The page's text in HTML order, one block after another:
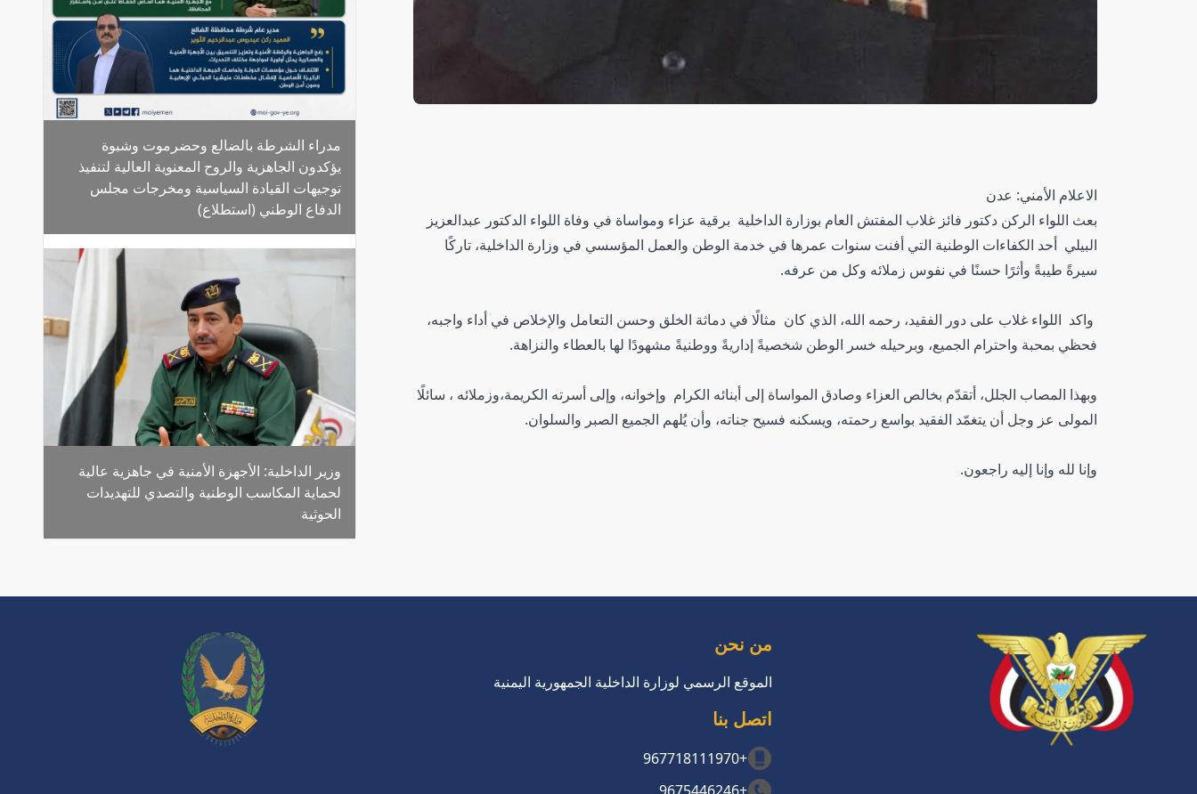
الاعلام الأمني: عدن
بعث اللواء الركن دكتور فائز غلاب المفتش العام بوزارة الداخلية برقية عزاء ومواساة في وفاة اللواء الدكتور عبدالعزيز
البيلي أحد الكفاءات الوطنية التي أفنت سنوات عمرها في خدمة الوطن والعمل المؤسسي في وزارة الداخلية، تاركًا
سيرةً طيبةً وأثرًا حسنًا في نفوس زملائه وكل من عرفه.
واكد اللواء غلاب على دور الفقيد، رحمه الله، الذي كان مثالًا في دماثة الخلق وحسن التعامل والإخلاص في أداء واجبه،
فحظي بمحبة واحترام الجميع، وبرحيله خسر الوطن شخصيةً إداريةً ووطنيةً مشهودًا لها بالعطاء والنزاهة.
وبهذا المصاب الجلل، أتقدّم بخالص العزاء وصادق المواساة إلى أبنائه الكرام وإخوانه، وإلى أسرته الكريمة،وزملائه ، سائلًا
المولى عز وجل أن يتغمّد الفقيد بواسع رحمته، ويسكنه فسيح جناته، وأن يُلهم الجميع الصبر والسلوان.
وإنا لله وإنا إليه راجعون.
مدراء الشرطة بالضالع وحضرموت وشبوة
يؤكدون الجاهزية والروح المعنوية العالية لتنفيذ
توجيهات القيادة السياسية ومخرجات مجلس
الدفاع الوطني (استطلاع)
وزير الداخلية: الأجهزة الأمنية في جاهزية عالية
لحماية المكاسب الوطنية والتصدي للتهديدات
الحوثية
من نحن
الموقع الرسمي لوزارة الداخلية الجمهورية اليمنية
اتصل بنا
+967718111970